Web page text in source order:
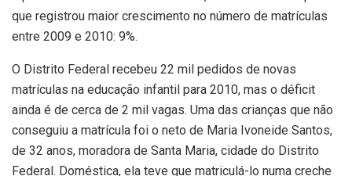
que registrou maior crescimento no número de matrículas
entre 2009 e 2010: 9%.
O Distrito Federal recebeu 22 mil pedidos de novas
matrículas na educação infantil para 2010, mas o déficit
ainda é de cerca de 2 mil vagas. Uma das crianças que não
conseguiu a matrícula foi o neto de Maria Ivoneide Santos,
de 32 anos, moradora de Santa Maria, cidade do Distrito
Federal. Doméstica, ela teve que matriculá-lo numa creche